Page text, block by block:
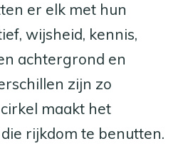
er elk met hun
wijsheid, kennis,
achtergrond en
zijn zo
maakt het
rijkdom te benutten.